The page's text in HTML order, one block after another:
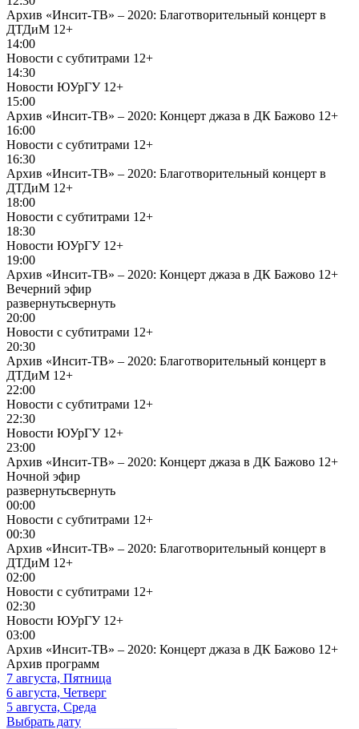
Архив «Инсит-ТВ» – 2020: Благотворительный концерт в
ДТДиМ 12+
14:00
Новости с субтитрами 12+
14:30
Новости ЮУрГУ 12+
15:00
Архив «Инсит-ТВ» – 2020: Концерт джаза в ДК Бажово 12+
16:00
Новости с субтитрами 12+
16:30
Архив «Инсит-ТВ» – 2020: Благотворительный концерт в
ДТДиМ 12+
18:00
Новости с субтитрами 12+
18:30
Новости ЮУрГУ 12+
19:00
Архив «Инсит-ТВ» – 2020: Концерт джаза в ДК Бажово 12+
Вечерний эфир
развернутьсвернуть
20:00
Новости с субтитрами 12+
20:30
Архив «Инсит-ТВ» – 2020: Благотворительный концерт в
ДТДиМ 12+
22:00
Новости с субтитрами 12+
22:30
Новости ЮУрГУ 12+
23:00
Архив «Инсит-ТВ» – 2020: Концерт джаза в ДК Бажово 12+
Ночной эфир
развернутьсвернуть
00:00
Новости с субтитрами 12+
00:30
Архив «Инсит-ТВ» – 2020: Благотворительный концерт в
ДТДиМ 12+
02:00
Новости с субтитрами 12+
02:30
Новости ЮУрГУ 12+
03:00
Архив «Инсит-ТВ» – 2020: Концерт джаза в ДК Бажово 12+
Архив программ
7 августа, Пятница
6 августа, Четверг
5 августа, Среда
Выбрать дату